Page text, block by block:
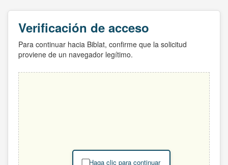
Verificación de acceso
Para continuar hacia Biblat, confirme que la solicitud
proviene de un navegador legítimo.
Haga clic para continuar